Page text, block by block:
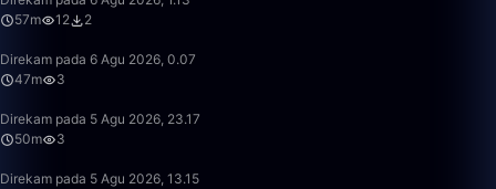
57m
12 2
Direkam pada 6 Agu 2026, 0.07
47m
3
Direkam pada 5 Agu 2026, 23.17
50m
3
Direkam pada 5 Agu 2026, 13.15